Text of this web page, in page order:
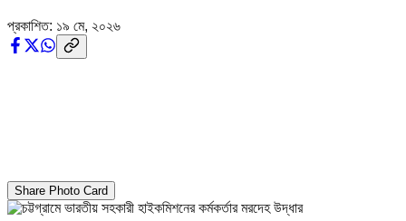
প্রকাশিত: ১৯ মে, ২০২৬
Share Photo Card